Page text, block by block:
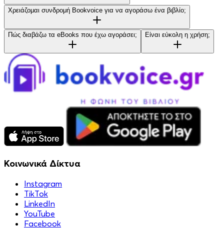
Χρειάζομαι συνδρομή Bookvoice για να αγοράσω ένα βιβλίο;
Πώς διαβάζω τα eBooks που έχω αγοράσει; Είναι εύκολη η χρήση;
Κοινωνικά Δίκτυα
Instagram
TikTok
LinkedIn
YouTube
Facebook